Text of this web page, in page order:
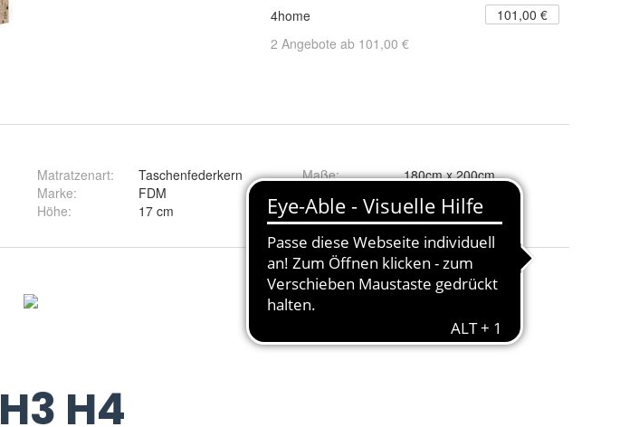
4home
101,00 €
2 Angebote ab 101,00 €
Matratzenart:
Taschenfederkern
Marke:
FDM
Höhe: 17 cm
Maße:
180cm x 200cm